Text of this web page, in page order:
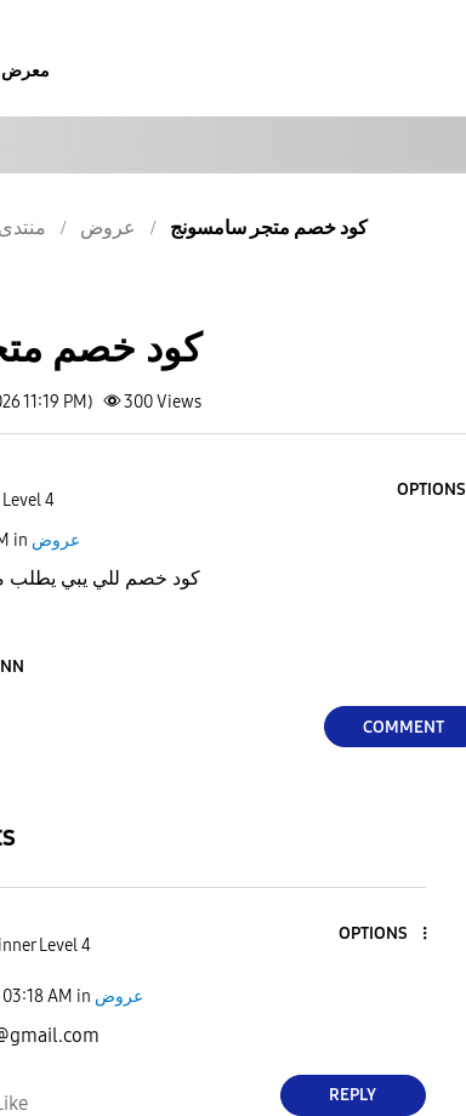
معرض
عروض كود خصم متجر سامسونج
كود خصم
11:19 PM) 300Views
4
OPTIONS
in عروض
كود خصم للي يبي يطلب
COMMENT
Level 4
OPTIONS
03:18 AM in عروض
REPLY